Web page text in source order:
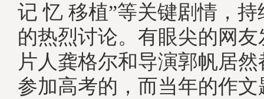
记 忆 移植”等关键剧情，
的热烈讨论。有眼尖的网
片人龚格尔和导演郭帆居然
参加高考的，而当年的作